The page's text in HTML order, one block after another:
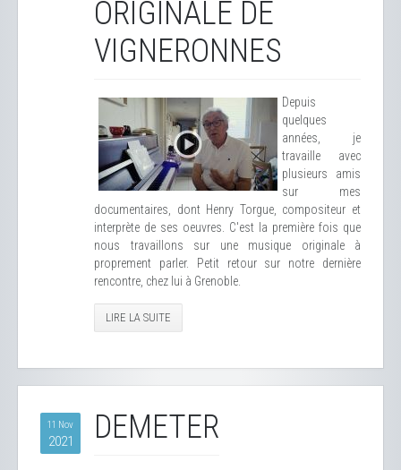
ORIGINALE DE
VIGNERONNES
Depuis
quelques
années, je
travaille avec
plusieurs amis
sur mes
documentaires, dont Henry Torgue, compositeur et
interprète de ses oeuvres. C'est la première fois que
nous travaillons sur une musique originale à
proprement parler. Petit retour sur notre dernière
rencontre, chez lui à Grenoble.
LIRE LA SUITE
11 Nov
2021 DEMETER